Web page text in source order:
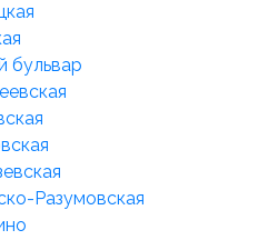
бульвар
Разумовская